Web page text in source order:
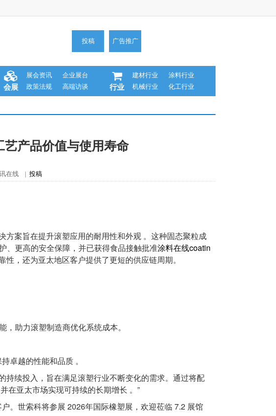
投稿 广告推广
会展
展会资讯
企业展台
政策法规
高端访谈 行业
建材行业
涂料行业
机械行业
化工行业
产品价值与使用寿命
在线 | 投稿
方案旨在提升滚塑应用的耐用性和外观 。这种固态聚粒成
、更高的安全保障，并已获得食品接触批准涂料在线coatin
，还为亚太地区客户提供了更短的供应链周期。
助力滚塑制造商优化系统成本。
卓越的性能和品质 。
持续投入，旨在满足滚塑行业不断变化的需求。通过将配
在亚太市场实现可持续的长期增长 。”
。世索科将参展 2026年国际橡塑展，欢迎莅临 7.2 展馆